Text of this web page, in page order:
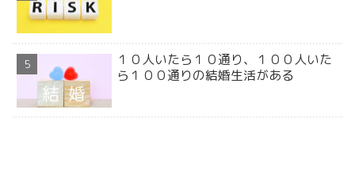
１０人いたら１０通り、１００人いた
ら１００通りの結婚生活がある